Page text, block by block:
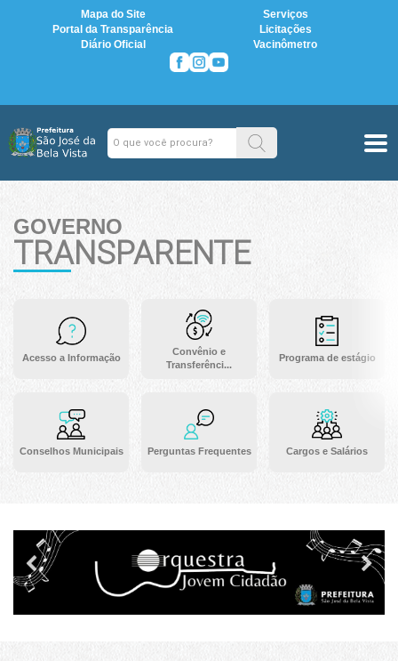
Mapa do Site
Serviços
Portal da Transparência
Licitações
Diário Oficial
Vacinômetro
GOVERNO
TRANSPARENTE
Acesso a Informação
Conselhos Municipais
Convênio e
Transferênci...
Perguntas Frequentes
Programa de estágio
Cargos e Salários
Previous